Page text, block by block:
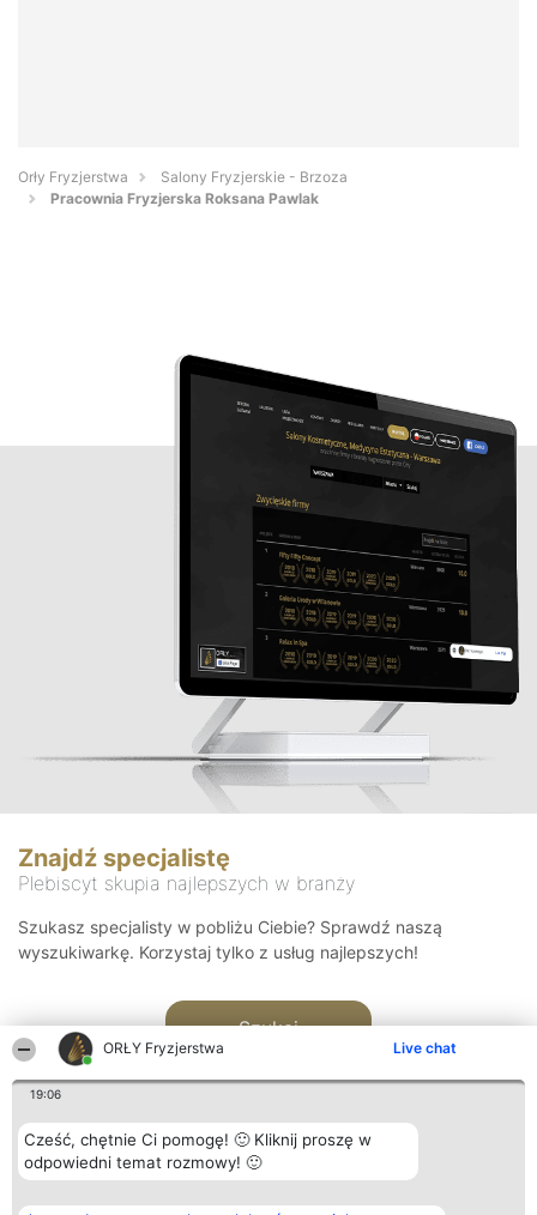
ORŁY Fryzjerstwa Live chat
19:06
Cześć, chętnie Ci pomogę! 🙂 Kliknij proszę w
odpowiedni temat rozmowy! 🙂
Orły Fryzjerstwa
Salony Fryzjerskie - Brzoza
Pracownia Fryzjerska Roksana Pawlak
Znajdź specjalistę
Plebiscyt skupia najlepszych w branży
Szukasz specjalisty w pobliżu Ciebie? Sprawdź naszą
wyszukiwarkę. Korzystaj tylko z usług najlepszych!
Szukaj
Organizator plebiscytu Plebiscyt Kontakt